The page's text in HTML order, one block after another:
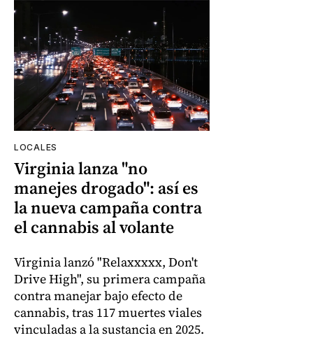
LOCALES
Virginia lanza "no
manejes drogado": así es
la nueva campaña contra
el cannabis al volante
Virginia lanzó "Relaxxxxx, Don't
Drive High", su primera campaña
contra manejar bajo efecto de
cannabis, tras 117 muertes viales
vinculadas a la sustancia en 2025.